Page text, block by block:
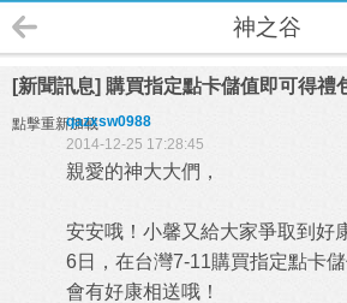
神之谷
[新聞訊息] 購買指定點卡儲值即可得禮
點擊重新加載qazxsw0988
2014-12-25 17:28:45
親愛的神大大們，
安安哦！小馨又給大家爭取到好
6日，在台灣7-11購買指定點卡儲
會有好康相送哦！